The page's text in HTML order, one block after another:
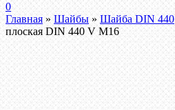
0
Главная » Шайбы » Шайба DIN 440
плоская DIN 440 V М16